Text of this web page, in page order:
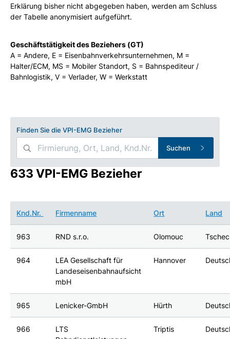
Erklärung bisher nicht abgegeben haben, werden am Schluss
der Tabelle anonymisiert aufgeführt.
Geschäftstätigkeit des Beziehers (GT)
A = Andere, E = Eisenbahnverkehrsunternehmen, M =
Halter/ECM, MS = Mobiler Standort, S = Bahnspediteur /
Bahnlogistik, V = Verlader, W = Werkstatt
Finden Sie die VPI-EMG Bezieher
Suchen
633 VPI-EMG Bezieher
Knd.Nr. Firmenname Ort Land
963 RND s.r.o. Olomouc
964
LEA Gesellschaft für
Landeseisenbahnaufsicht
mbH
Hannover
965 Lenicker-GmbH Hürth
966
LTS
Triptis